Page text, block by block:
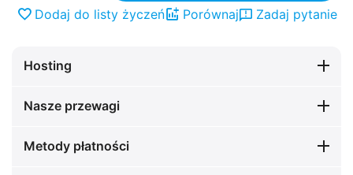
Dodaj do listy życzeń Porównaj Zadaj pytanie
Hosting
Nasze przewagi
Metody płatności